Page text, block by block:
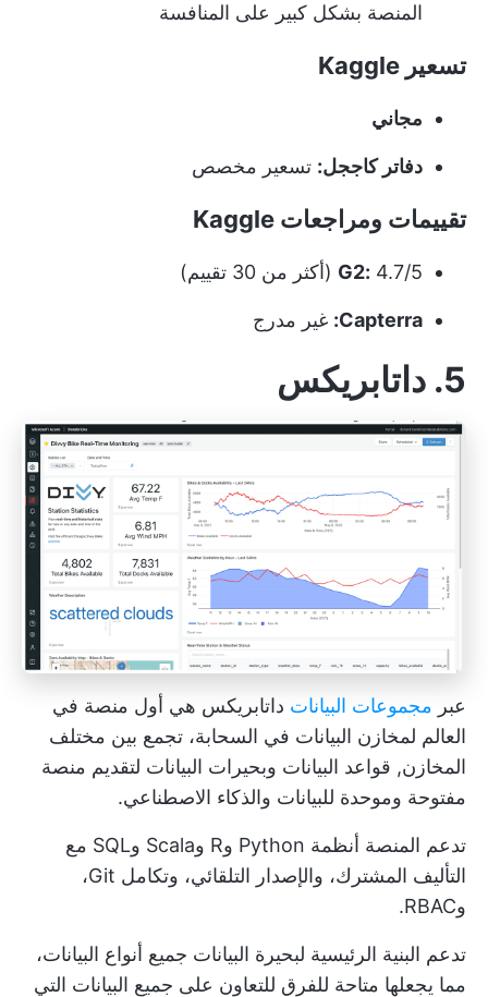
المنصة بشكل كبير على المنافسة
تسعير Kaggle
مجاني
دفاتر كاججل: تسعير مخصص
تقييمات ومراجعات Kaggle
G2: 4.7/5 (أكثر من 30 تقييم)
Capterra: غير مدرج
5. داتابريكس
عبر مجموعات البيانات داتابريكس هي أول منصة في
العالم لمخازن البيانات في السحابة، تجمع بين مختلف
المخازن, قواعد البيانات وبحيرات البيانات لتقديم منصة
مفتوحة وموحدة للبيانات والذكاء الاصطناعي.
تدعم المنصة أنظمة Python وR وScala وSQL مع
التأليف المشترك، والإصدار التلقائي، وتكامل Git،
وRBAC.
تدعم البنية الرئيسية لبحيرة البيانات جميع أنواع البيانات،
مما يجعلها متاحة للفرق للتعاون على جميع البيانات التي